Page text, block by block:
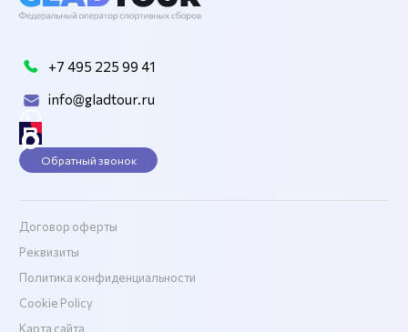
+7 495 225 99 41
info@gladtour.ru
Обратный звонок
Договор оферты
Реквизиты
Политика конфиденциальности
Cookie Policy
Карта сайта